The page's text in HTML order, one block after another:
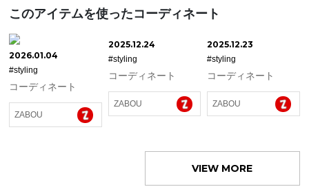
このアイテムを使ったコーディネート
2026.01.04
#styling
コーディネート
ZABOU
2025.12.24
#styling
コーディネート
ZABOU
2025.12.23
#styling
コーディネート
ZABOU
VIEW MORE